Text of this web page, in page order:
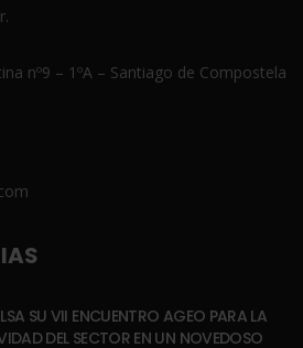
nº9 – 1ºA – Santiago de Compostela
SU VII ENCUENTRO AGEO PARA LA
DEL SECTOR EN UN NOVEDOSO